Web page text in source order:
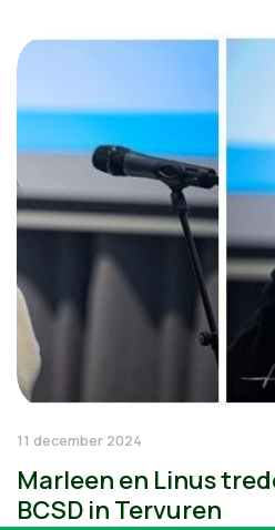
11 december 2024
Marleen en Linus
BCSD in Tervuren